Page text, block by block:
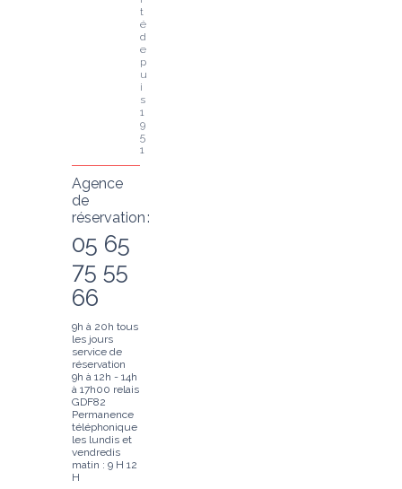
t
é
d
e
p
u
i
s
1
9
5
1
Agence
de
réservation :
05 65
75 55
66
9h à 20h tous
les jours
service de
réservation
9h à 12h - 14h
à 17h00 relais
GDF82
Permanence
téléphonique
les lundis et
vendredis
matin : 9 H 12
H